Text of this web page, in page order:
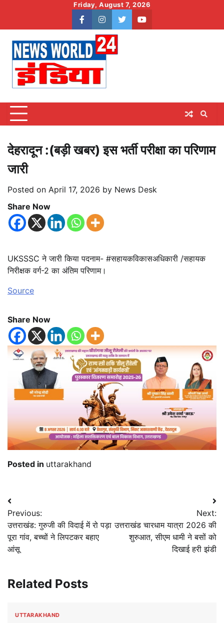
content
Friday, August 7, 2026
facebookinstagram
twitteryoutube
देहरादून :(बड़ी खबर) इस भर्ती परीक्षा का परिणाम
जारी
Posted on April 17, 2026 by News Desk
Share Now
UKSSSC ने जारी किया पदनाम- #सहायकविकासअधिकारी /सहायक
निरीक्षक वर्ग-2 का अंतिम परिणाम।
Source
Share Now
Posted in uttarakhand
Post
navigation
Previous:
उत्तराखंड: गुरुजी की विदाई में रो पड़ा
पूरा गांव, बच्चों ने लिपटकर बहाए
आंसू
Next:
उत्तराखंड चारधाम यात्रा 2026 की
शुरुआत, सीएम धामी ने बसों को
दिखाई हरी झंडी
Related Posts
UTTARAKHAND